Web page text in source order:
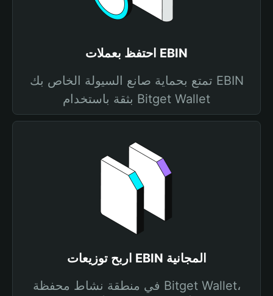
احتفظ بعملات EBIN
تمتع بحماية صانع السيولة الخاص بك EBIN
بثقة باستخدام Bitget Wallet
اربح توزيعات EBIN المجانية
في منطقة نشاط محفظة Bitget Wallet،